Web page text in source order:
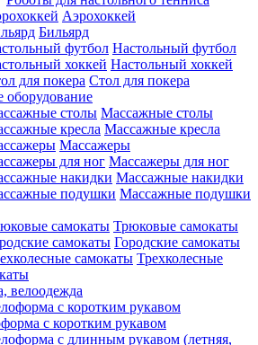
Аэрохоккей
Бильярд
Настольный футбол
Настольный хоккей
Стол для покера
оборудование
Массажные столы
Массажные кресла
Массажеры
Массажеры для ног
Массажные накидки
Массажные подушки
Трюковые самокаты
Городские самокаты
Трехколесные
велоодежда
с коротким рукавом